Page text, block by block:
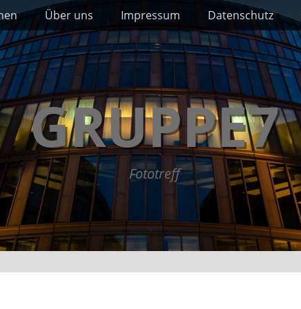
Über uns Impressum Datenschutz
GRUPPE7
Fototreff